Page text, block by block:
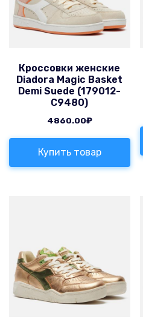
Кроссовки женские
Diadora Magic Basket
Demi Suede (179012-
C9480)
4860.00₽
Купить товар